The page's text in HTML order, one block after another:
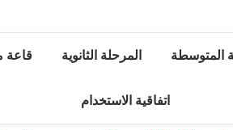
المتوسطة المرحلة الثانوية قاعة
اتفاقية الاستخدام